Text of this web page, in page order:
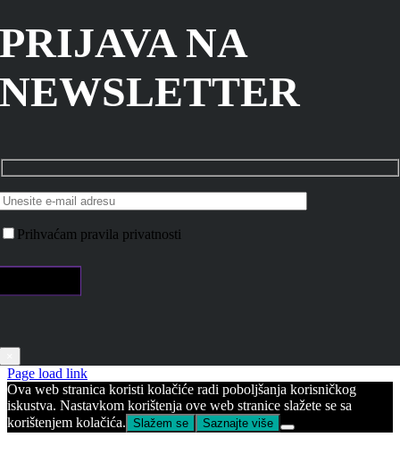
PRIJAVA NA
NEWSLETTER
Prihvaćam pravila privatnosti
Page load link
Ova web stranica koristi kolačiće radi poboljšanja korisničkog
iskustva. Nastavkom korištenja ove web stranice slažete se sa
korištenjem kolačića. Slažem se Saznajte više